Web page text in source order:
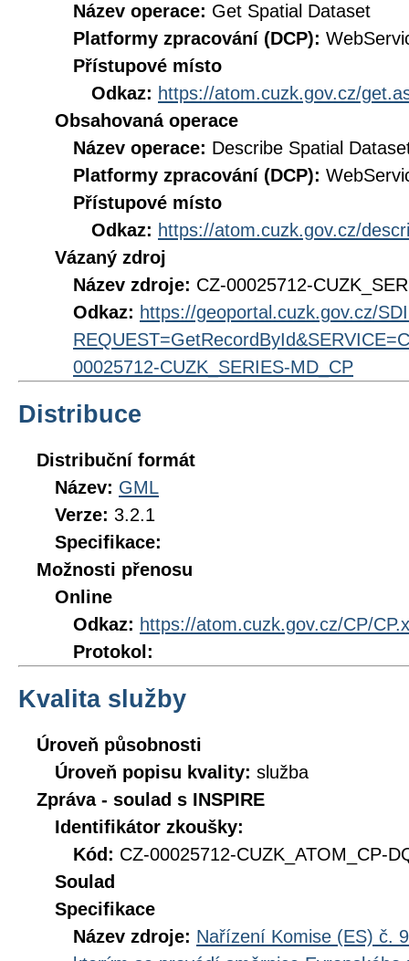
Název operace: Get Spatial Dataset
Platformy zpracování (DCP):
Přístupové místo
Odkaz: https://atom.cuzk.gov.cz/
Obsahovaná operace
Název operace: Describe Spatial
Platformy zpracování (DCP):
Přístupové místo
Odkaz: https://atom.cuzk.gov.cz/
Vázaný zdroj
Název zdroje: CZ-00025712-
Odkaz: https://geoportal.cuzk.gov.cz/
00025712-CUZK_SERIES-MD_CP
Distribuce
Distribuční formát
Název: GML
Verze: 3.2.1
Specifikace:
Možnosti přenosu
Online
Odkaz: https://atom.cuzk.gov.cz/CP/
Protokol:
Kvalita služby
Úroveň působnosti
Úroveň popisu kvality: služba
Zpráva - soulad s INSPIRE
Identifikátor zkoušky:
Kód: CZ-00025712-CUZK_ATOM_CP-
Soulad
Specifikace
Název zdroje: Nařízení Komise (ES) č.